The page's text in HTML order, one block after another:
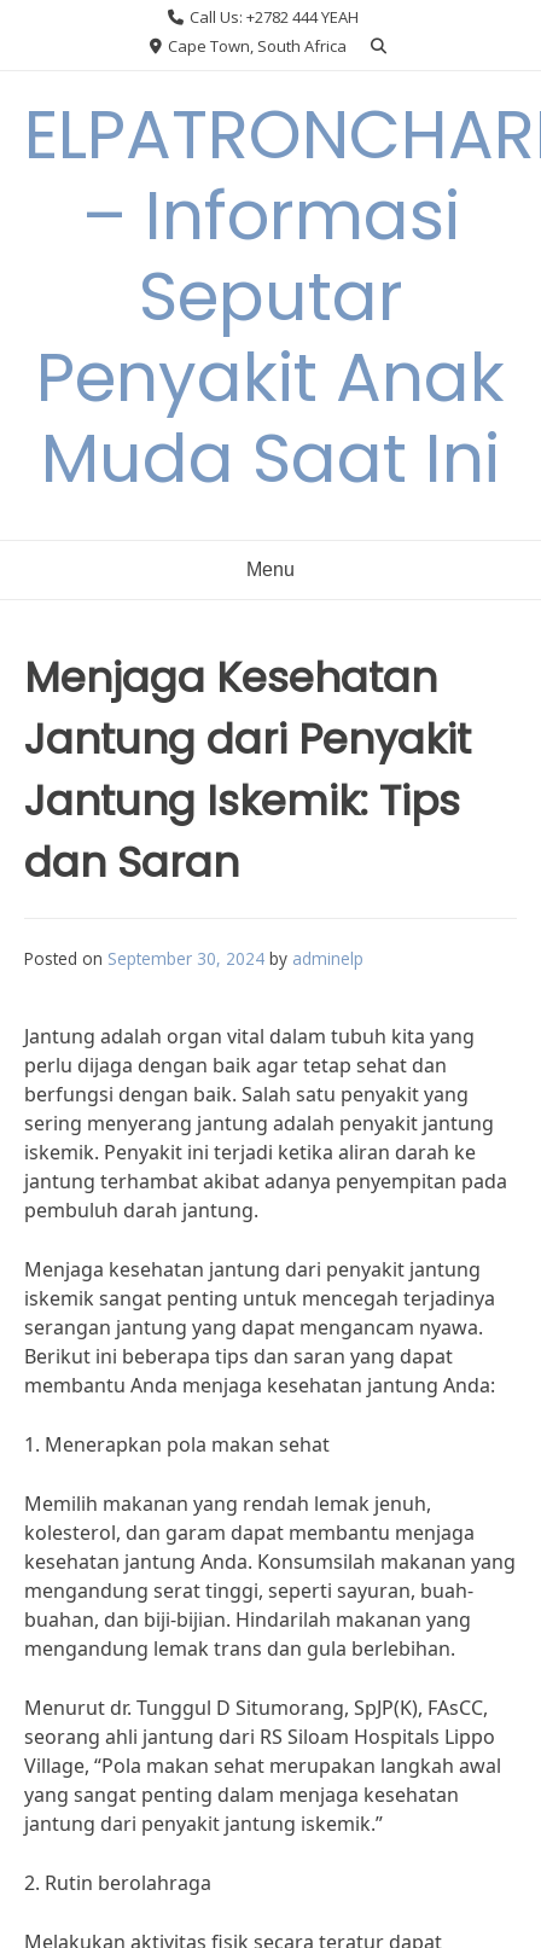
Call Us: +2782 444 YEAH
Cape Town, South Africa
– Informasi
Seputar
Penyakit Anak
Muda Saat Ini
Menu
Menjaga Kesehatan
Jantung dari Penyakit
Jantung Iskemik: Tips
dan Saran
Posted on September 30, 2024 by adminelp
Jantung adalah organ vital dalam tubuh kita yang
perlu dijaga dengan baik agar tetap sehat dan
berfungsi dengan baik. Salah satu penyakit yang
sering menyerang jantung adalah penyakit jantung
iskemik. Penyakit ini terjadi ketika aliran darah ke
jantung terhambat akibat adanya penyempitan pada
pembuluh darah jantung.
Menjaga kesehatan jantung dari penyakit jantung
iskemik sangat penting untuk mencegah terjadinya
serangan jantung yang dapat mengancam nyawa.
Berikut ini beberapa tips dan saran yang dapat
membantu Anda menjaga kesehatan jantung Anda:
1. Menerapkan pola makan sehat
Memilih makanan yang rendah lemak jenuh,
kolesterol, dan garam dapat membantu menjaga
kesehatan jantung Anda. Konsumsilah makanan yang
mengandung serat tinggi, seperti sayuran, buah-
buahan, dan biji-bijian. Hindarilah makanan yang
mengandung lemak trans dan gula berlebihan.
Menurut dr. Tunggul D Situmorang, SpJP(K), FAsCC,
seorang ahli jantung dari RS Siloam Hospitals Lippo
Village, “Pola makan sehat merupakan langkah awal
yang sangat penting dalam menjaga kesehatan
jantung dari penyakit jantung iskemik.”
2. Rutin berolahraga
Melakukan aktivitas fisik secara teratur dapat